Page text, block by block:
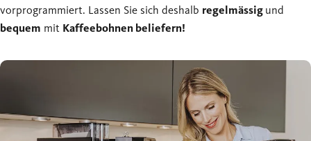
vorprogrammiert. Lassen Sie sich deshalb regelmässig und
bequem mit Kaffeebohnen beliefern!